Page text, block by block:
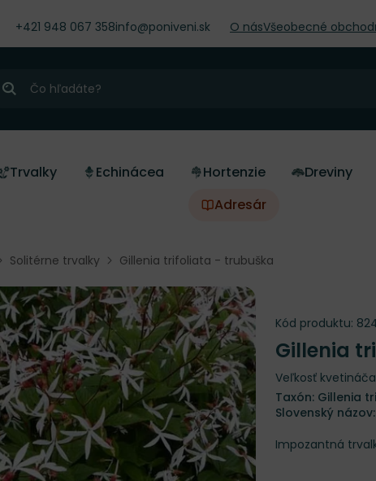
+421 948 067 358info@poniveni.sk O násVšeobecné
Hľadať
Trvalky Echinácea Hortenzie Dreviny
Adresár
Solitérne trvalky Gillenia trifoliata - trubuška
Kód produktu:
Gillenia
Veľkosť
Taxón: Gillenia
Slovenský
Impozantná